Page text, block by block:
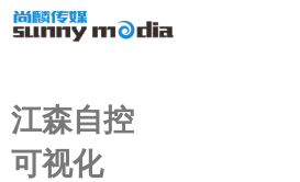
江森自控
可视化